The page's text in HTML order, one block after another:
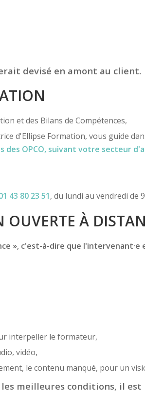
devisé en amont au client.
et des Bilans de Compétences,
d'Ellipse Formation, vous guide
des OPCO, suivant votre secteur
43 80 23 51, du lundi au vendredi de
À
», c'est-à-dire que l'intervenant·e
interpeller le formateur,
vidéo,
le contenu manqué, pour un
meilleures conditions, il